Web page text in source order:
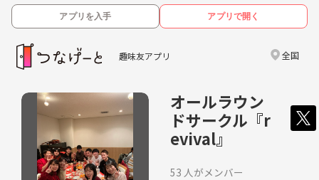
アプリを入手 アプリで開く
趣味友アプリ 全国
オールラウン
ドサークル『r
evival』
53 人がメンバー